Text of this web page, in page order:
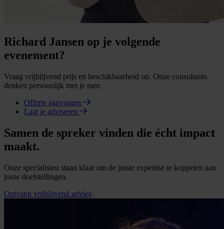
Richard Jansen op je volgende
evenement?
Vraag vrijblijvend prijs en beschikbaarheid op. Onze consultants
denken persoonlijk met je mee.
Offerte aanvragen
Laat je adviseren
Samen de spreker vinden die écht impact
maakt.
Onze specialisten staan klaar om de juiste expertise te koppelen aan
jouw doelstellingen.
Ontvang vrijblijvend advies